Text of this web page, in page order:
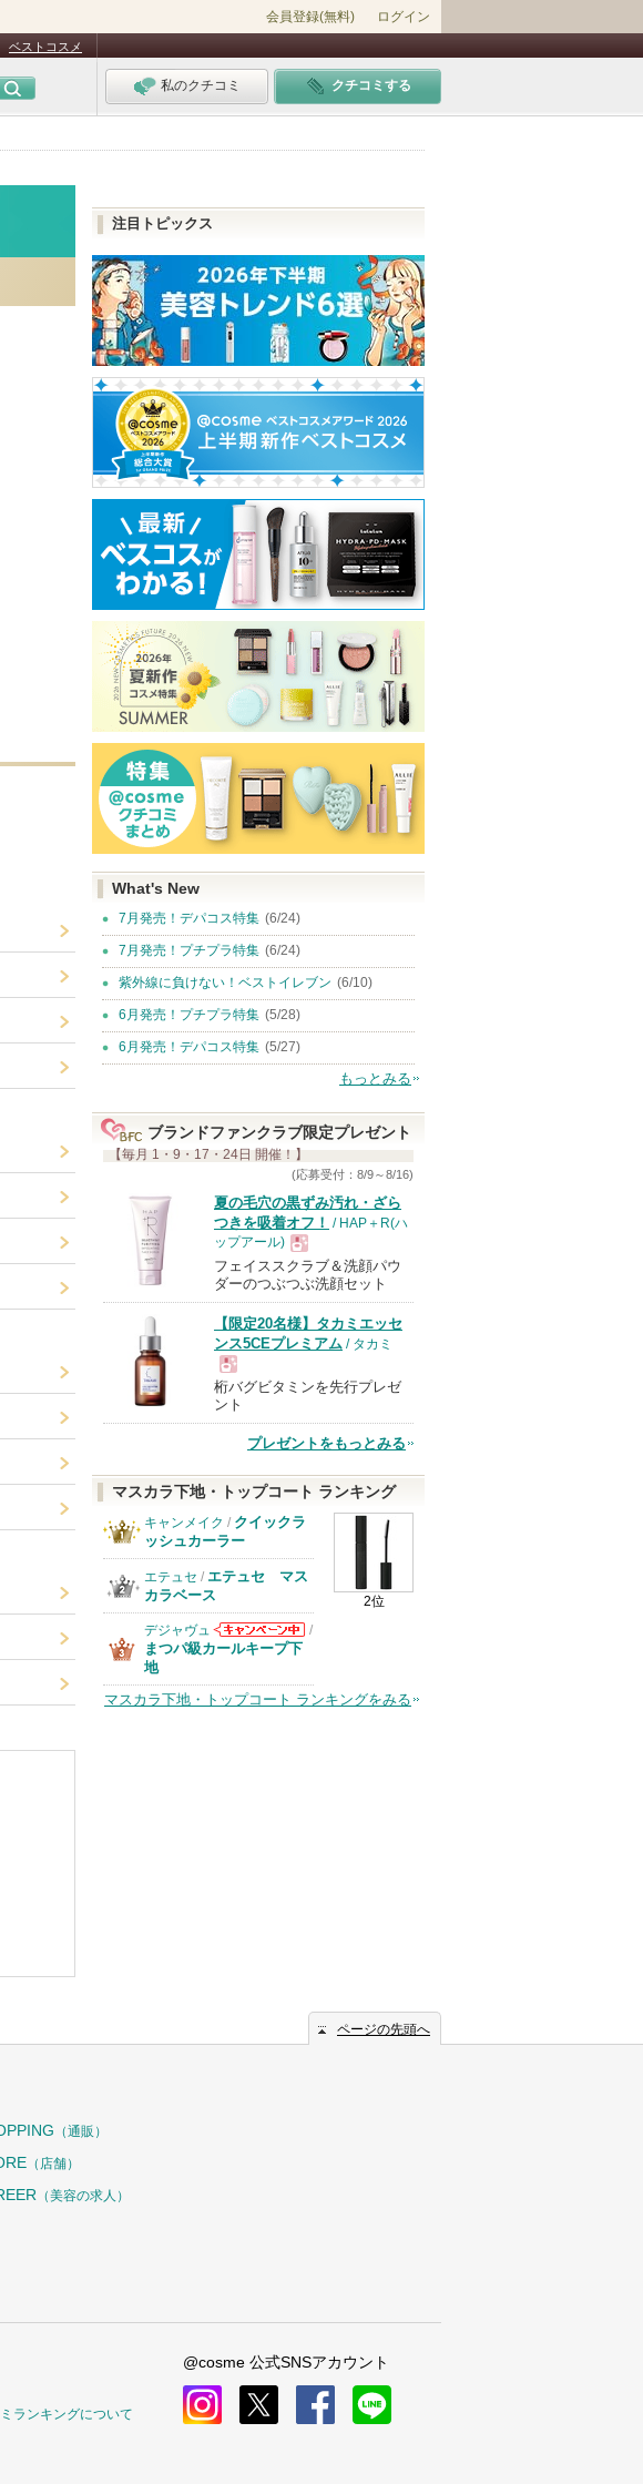
会員登録(無料) ログイン
ベストコスメ
私のクチコミ クチコミする
注目トピックス
What's New
7月発売！デパコス特集 (6/24)
7月発売！プチプラ特集 (6/24)
紫外線に負けない！ベストイレブン (6/10)
6月発売！プチプラ特集 (5/28)
6月発売！デパコス特集 (5/27)
もっとみる
ブランドファンクラブ限定プレゼント
【毎月 1・9・17・24日 開催！】
(応募受付：8/9～8/16)
夏の毛穴の黒ずみ汚れ・ざら
つきを吸着オフ！ / HAP＋R(ハ
ップアール)
現
品
フェイススクラブ＆洗顔パウ
ダーのつぶつぶ洗顔セット
【限定20名様】タカミエッセ
ンス5CEプレミアム / タカミ
現
桁バグビタミンを先行プレゼ
ント
プレゼントをもっとみる
マスカラ下地・トップコート ランキング
2位
キャンメイク / クイックラ
ッシュカーラー
エテュセ / エテュセ マス
カラベース
デジャヴュ
デジャヴュから
ります
/
まつパ級カールキープ下
地
マスカラ下地・トップコート ランキングをみる
ページの先頭へ
（通販）
（店舗）
（美容の求人）
ランキングについて
@cosme 公式SNSアカウント